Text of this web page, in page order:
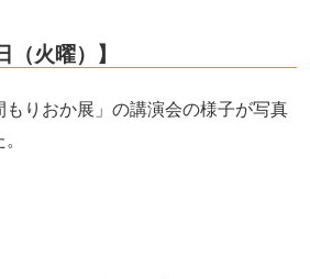
火曜）】
りおか展」の講演会の様子が写真